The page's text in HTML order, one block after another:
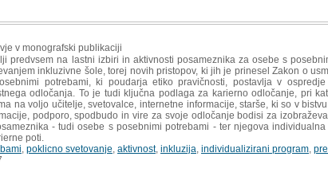
v monografski publikaciji
predvsem na lastni izbiri in aktivnosti posameznika za osebe s
inkluzivne šole, torej novih pristopov, ki jih je prinesel Zakon o
potrebami, ki poudarja etiko pravičnosti, postavlja v ospredje
odločanja. To je tudi ključna podlaga za karierno odločanje, pri
na voljo učitelje, svetovalce, internetne informacije, starše, ki so v
podporo, spodbudo in vire za svoje odločanje bodisi za
- tudi osebe s posebnimi potrebami - ter njegova
poti.
poklicno svetovanje aktivnost, inkluzija individualizirani program